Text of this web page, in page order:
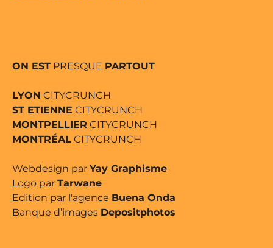
ON EST PRESQUE PARTOUT
LYON CITYCRUNCH
ST ETIENNE CITYCRUNCH
MONTPELLIER CITYCRUNCH
MONTRÉAL CITYCRUNCH
Webdesign par Yay Graphisme
Logo par Tarwane
Edition par l'agence Buena Onda
Banque d’images Depositphotos